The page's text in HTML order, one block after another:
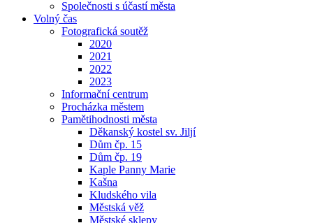
Společnosti s účastí města
Volný čas
Fotografická soutěž
2020
2021
2022
2023
Informační centrum
Procházka městem
Pamětihodnosti města
Děkanský kostel sv. Jiljí
Dům čp. 15
Dům čp. 19
Kaple Panny Marie
Kašna
Kludského vila
Městská věž
Městské sklepy